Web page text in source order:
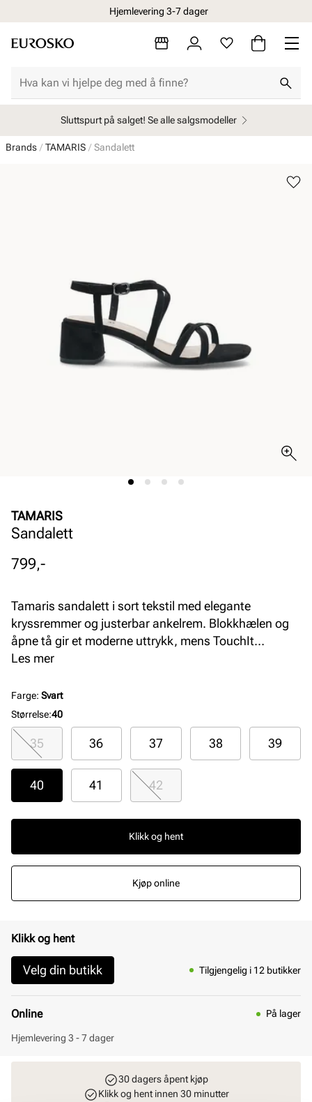
Hjemlevering 3-7 dager
Sluttspurt på salget! Se alle salgsmodeller
Brands TAMARIS Sandalett
TAMARIS
Sandalett
Pris
799,-
Tamaris sandalett i sort tekstil med elegante
kryssremmer og justerbar ankelrem. Blokkhælen og
åpne tå gir et moderne uttrykk, mens TouchIt
memoryfoam i dekksålen sikrer optimal komfort
som ønsker både eleganse og komfort.
Les mer
Farge: Svart
Størrelse:40
35 36 37 38 39
40 41 42
Klikk og hent
Kjøp online
Klikk og hent
Velg din butikk Tilgjengelig i 12 butikker
Online På lager
Hjemlevering 3 - 7 dager
30 dagers åpent kjøp
Klikk og hent innen 30 minutter